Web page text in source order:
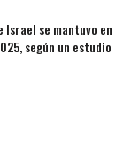
Israel se mantuvo en
según un estudio